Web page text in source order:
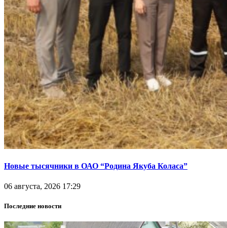
Новые тысячники в ОАО “Родина Якуба Коласа”
06 августа, 2026 17:29
Последние новости